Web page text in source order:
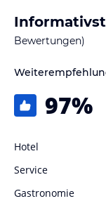
Hoteliers-/
lies vor der
Bewertungen)
97%
Hotel
Service
Gastronomie